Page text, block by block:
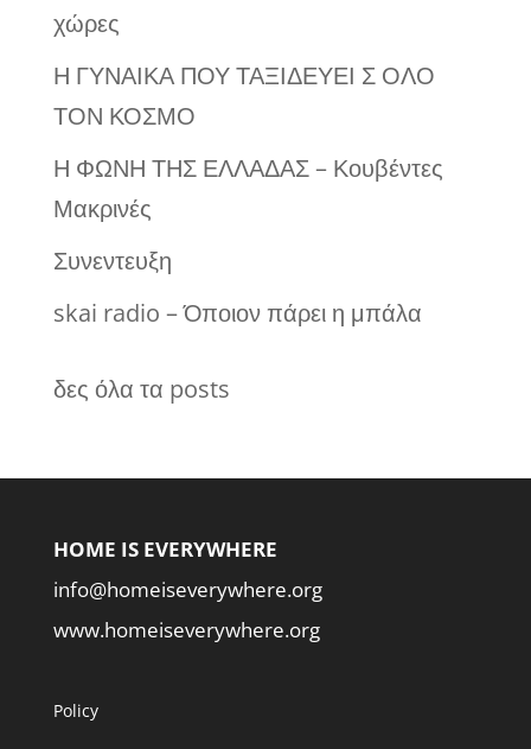
χώρες
Η ΓΥΝΑΙΚΑ ΠΟΥ ΤΑΞΙΔΕΥΕΙ Σ ΟΛΟ
ΤΟΝ ΚΟΣΜΟ
Η ΦΩΝΗ ΤΗΣ ΕΛΛΑΔΑΣ – Κουβέντες
Μακρινές
Συνεντευξη
skai radio – Όποιον πάρει η μπάλα
δες όλα τα posts
HOME IS EVERYWHERE
info@homeiseverywhere.org
www.homeiseverywhere.org
Policy